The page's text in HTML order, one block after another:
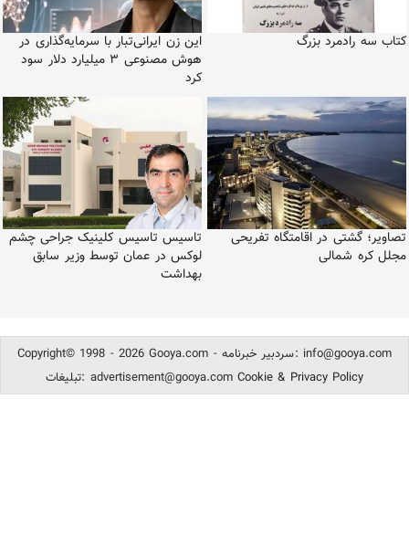
این زن ایرانی‌تبار با سرمایه‌گذاری در
هوش مصنوعی ۳ میلیارد دلار سود
کرد
کتاب سه رادمرد بزرگ
تاسیس تاسیس کلینیک جراحی چشم
لوکس در عمان توسط وزیر سابق
بهداشت
تصاویر؛ گشتی در اقامتگاه تفریحی
مجلل کره شمالی
Copyright© 1998 - 2026 Gooya.com - سردبیر خبرنامه: info@gooya.com
تبلیغات: advertisement@gooya.com Cookie & Privacy Policy